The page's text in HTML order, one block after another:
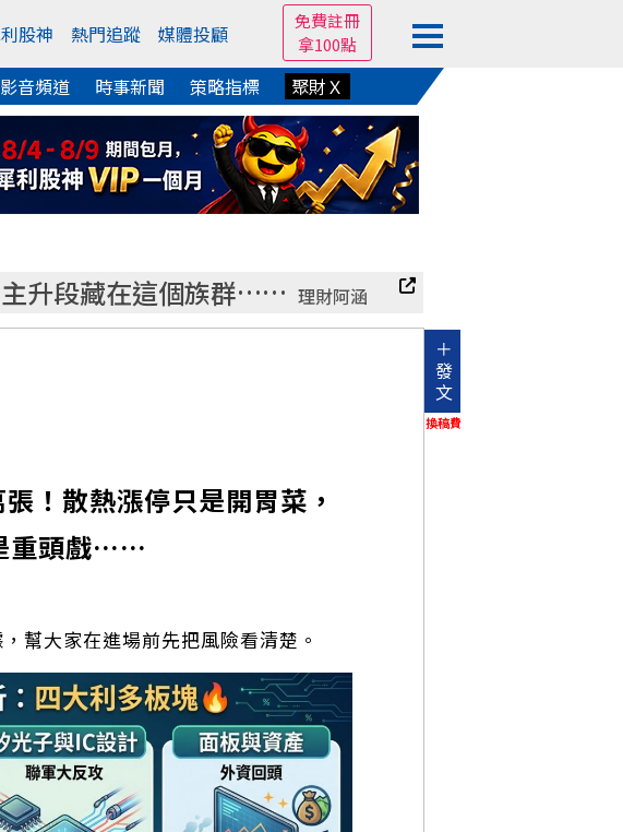
股神 熱門追蹤 媒體投顧
免費註冊
拿100點
影音頻道 時事新聞 策略指標 聚財Ｘ
主升段藏在這個族群…… 理財阿涵
＋
發
文
換稿費
！散熱漲停只是開胃菜，
重頭戲……
幫大家在進場前先把風險看清楚。